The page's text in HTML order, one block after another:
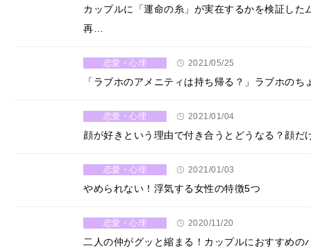
カップルに「運命の糸」が実在するかを検証し
再…
恋愛・心理 2021/05/25
「ラブホのアメニティは持ち帰る？」ラブホのち
恋愛・心理 2021/01/04
顔が好きという理由で付き合うとどうなる？顔だ
恋愛・心理 2021/01/03
やめられない！浮気する女性の特徴5つ
恋愛・心理 2020/11/20
二人の仲がグッと縮まる！カップルにおすすめの